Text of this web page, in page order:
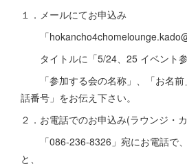
１．メールにてお申込み
「
タイトルに「5/24、25 イベント参
「参加する会の名称」、「お名前
話番号」をお伝え下さい。
２．お電話でのお申込み(ラウンジ・
「086-236-8326」宛にお電話で、
と、